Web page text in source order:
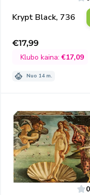
Krypt Black, 736
Išpardavimo
kaina
€17,99
Klubo kaina:€17,09
Nuo 14 m.